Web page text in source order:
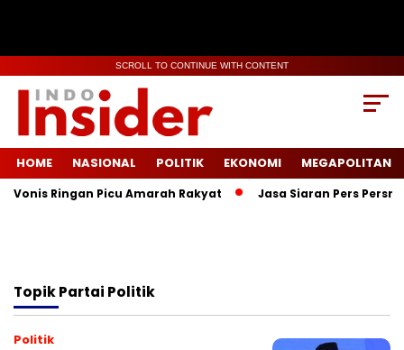
SCROLL TO CONTINUE WITH CONTENT
HOME NASIONAL POLITIK EKONOMI MEGAPOLITAN
Vonis Ringan Picu Amarah Rakyat Jasa Siaran Pers
TopikPartai Politik
Politik